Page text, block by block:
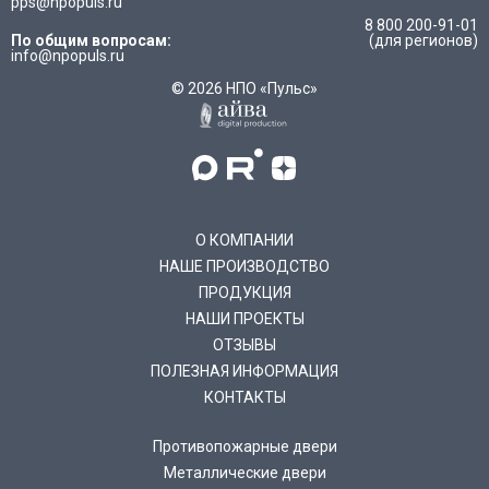
По общим вопросам:
info@npopuls.ru
8 800 200-91-01
(для регионов)
© 2026 НПО «Пульс»
О КОМПАНИИ
НАШЕ ПРОИЗВОДСТВО
ПРОДУКЦИЯ
НАШИ ПРОЕКТЫ
ОТЗЫВЫ
ПОЛЕЗНАЯ ИНФОРМАЦИЯ
КОНТАКТЫ
Противопожарные двери
Металлические двери